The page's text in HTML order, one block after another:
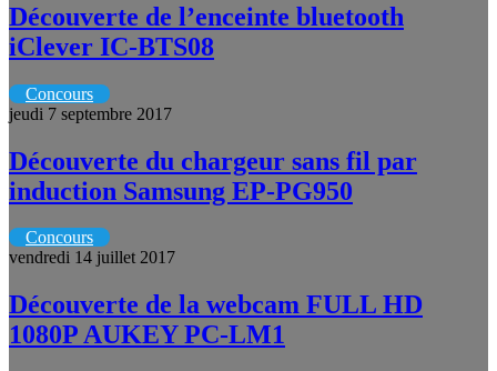
Découverte de l’enceinte bluetooth
iClever IC-BTS08
Concours
jeudi 7 septembre 2017
Découverte du chargeur sans fil par
induction Samsung EP-PG950
Concours
vendredi 14 juillet 2017
Découverte de la webcam FULL HD
1080P AUKEY PC-LM1